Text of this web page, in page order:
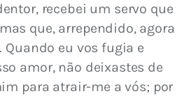
recebei um servo que
que, arrependido, agora
Quando eu vos fugia e
amor, não deixastes de
para atrair-me a vós; por